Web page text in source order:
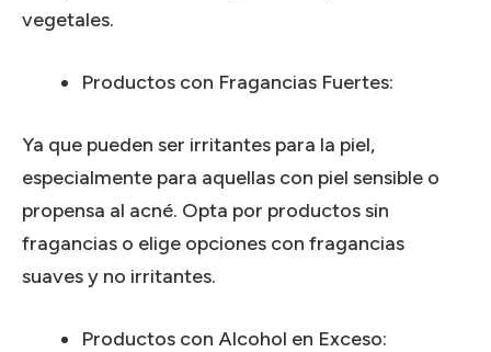
vegetales.
Productos con Fragancias Fuertes:
Ya que pueden ser irritantes para la piel,
especialmente para aquellas con piel sensible o
propensa al acné. Opta por productos sin
fragancias o elige opciones con fragancias
suaves y no irritantes.
Productos con Alcohol en Exceso: